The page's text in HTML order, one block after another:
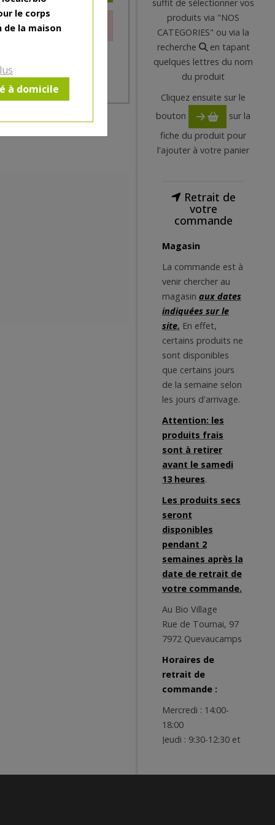
le corps
de la maison
à domicile
moment.
suffit de sélectionner vos
produits via "NOS
CATEGORIES" ou via la
recherche
en tapant
quelques lettres du nom
du produit
Cliquez ensuite sur le
bouton
sur la
fiche du produit pour
l'ajouter à votre panier
Retrait de
votre
commande
Magasin
La commande est à
venir chercher au
magasin aux dates
indiquées sur le
site. En effet,
certains produits ne
sont disponibles
que certains jours
de la semaine selon
les jours d'arrivage.
Attention: les
produits frais
sont à retirer
avant le samedi
13 heures.
Les produits secs
seront
disponibles
pendant 2
semaines après la
date de retrait de
votre commande.
Au Bio Village
Rue de Tournai, 97
7972 Quevaucamps
Horaires de
retrait de
commande :
Mercredi : 14:00-
18:00
Jeudi : 9:30-12:30 et